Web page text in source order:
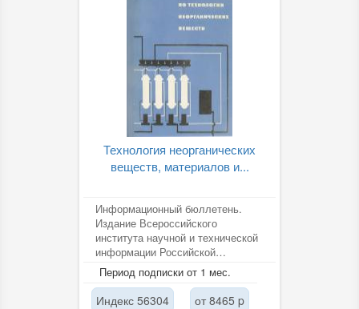
Технология неорганических
веществ, материалов и...
Информационный бюллетень.
Издание Всероссийского
института научной и технической
информации Российской
академии наук (ВИНИТИ РАН).
Период подписки от 1 мес.
Индекс 56304 от 8465 p